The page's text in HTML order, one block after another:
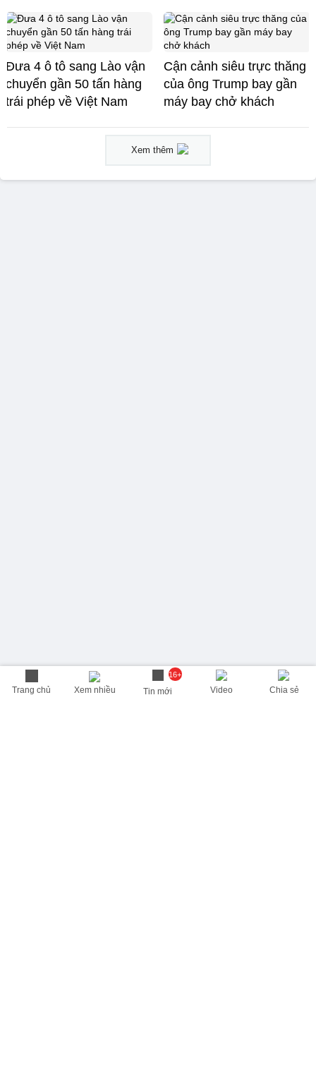
Trang chủ Xem nhiều
16+
Tin mới Video Chia sẻ
Đưa 4 ô tô sang Lào vận
chuyển gần 50 tấn hàng
trái phép về Việt Nam
Cận cảnh siêu trực thăng
của ông Trump bay gần
máy bay chở khách
Xem thêm